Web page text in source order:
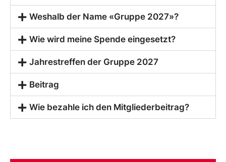
Weshalb der Name «Gruppe 2027»?
Wie wird meine Spende eingesetzt?
Jahrestreffen der Gruppe 2027
Beitrag
Wie bezahle ich den Mitgliederbeitrag?